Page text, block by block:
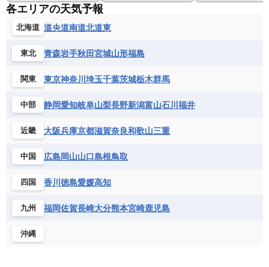
各エリアの天気予報
北海道 道央道南道北道東
東北 青森岩手秋田宮城山形福島
関東 東京神奈川 埼玉千葉茨城栃木群馬
中部 静岡愛知岐阜山梨長野新潟富山石川 福井
近畿 大阪兵庫京都滋賀奈良和歌山三重
中国 広島岡山山口島根鳥取
四国 香川 徳島愛媛高知
九州 福岡佐賀長崎大分熊本宮崎鹿児島
沖縄